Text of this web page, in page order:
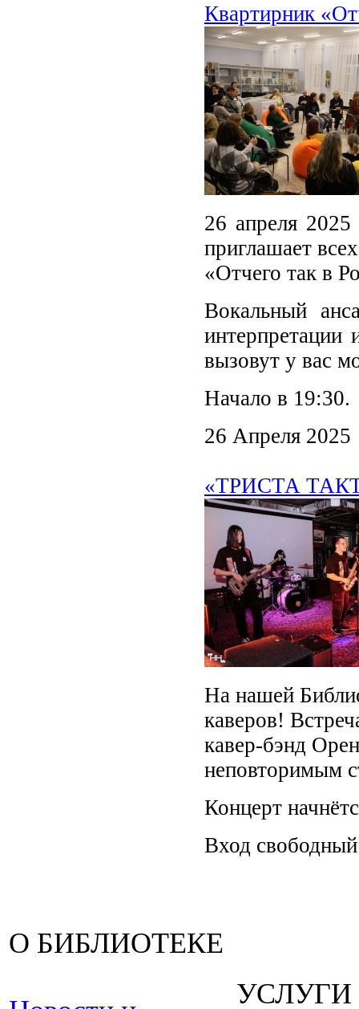
Квартирник
26 апреля
приглашает
«Отчего так в
Вокальный
интерпретации
вызовут у вас
Начало в 19:30.
26 Апреля 2025
«ТРИСТА
На нашей
каверов!
кавер-бэнд
неповторимым
Концерт
Вход
О БИБЛИОТЕКЕ
УСЛУГИ